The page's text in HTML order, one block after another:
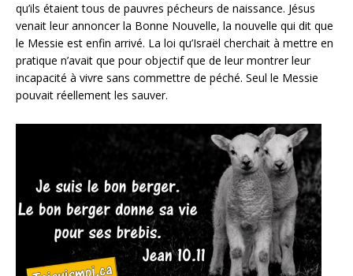
qu’ils étaient tous de pauvres pécheurs de naissance. Jésus
venait leur annoncer la Bonne Nouvelle, la nouvelle qui dit que
le Messie est enfin arrivé. La loi qu’Israël cherchait à mettre en
pratique n’avait que pour objectif que de leur montrer leur
incapacité à vivre sans commettre de péché. Seul le Messie
pouvait réellement les sauver.